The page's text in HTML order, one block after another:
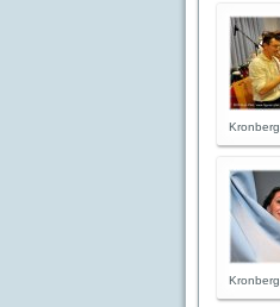
Kronberg
Kronberg